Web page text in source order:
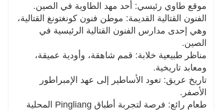
موقع طاوي رئيسي: أحد مهد الطاوية في الصين.
الفنون القتالية القديمة: موطن فنون كونغتونغ القتالية،
وهي إحدى مدارس الفنون القتالية الرئيسية في
الصين.
مناظر طبيعية خلابة: قمم شاهقة، وأودية عميقة،
ومعابد تاريخية.
تاريخ عريق: تعود الأساطير إلى عهد الإمبراطور
الأصفر.
طعام رائع: فرصة لتجربة أطباق Pingliang المحلية